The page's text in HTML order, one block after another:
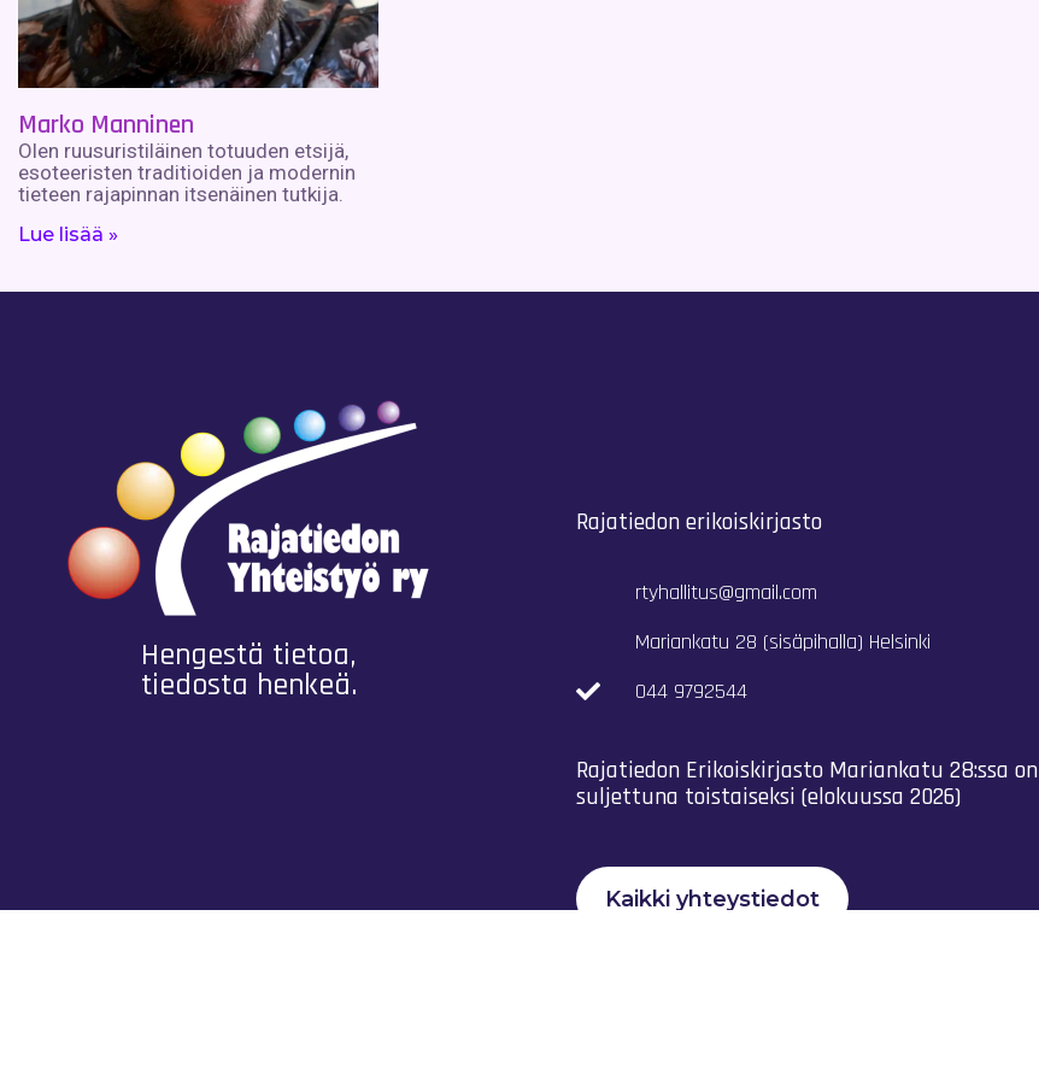
Marko Manninen
Olen ruusuristiläinen totuuden etsijä,
esoteeristen traditioiden ja modernin
tieteen rajapinnan itsenäinen tutkija.
Lue lisää »
Hengestä tietoa,
tiedosta henkeä.
Rajatiedon erikoiskirjasto
rtyhallitus@gmail.com
Mariankatu 28 (sisäpihalla) Helsinki
044 9792544
Rajatiedon Erikoiskirjasto Mariankatu 28:ssa on
suljettuna toistaiseksi (elokuussa 2026)
Kaikki yhteystiedot